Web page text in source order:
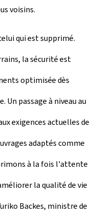
voisins.
qui est supprimé.
la sécurité est
optimisée dès
passage à niveau au
exigences actuelles de
adaptés comme
à la fois l'attente
la qualité de vie
Backes, ministre de